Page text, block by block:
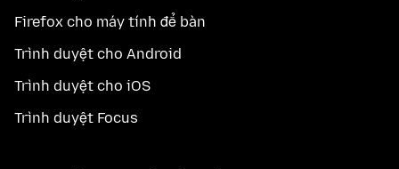
Firefox cho máy tính để bàn
Trình duyệt cho Android
Trình duyệt cho iOS
Trình duyệt Focus